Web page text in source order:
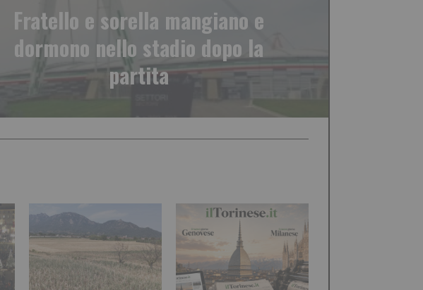
Fratello e sorella mangiano e
dormono nello stadio dopo la
partita